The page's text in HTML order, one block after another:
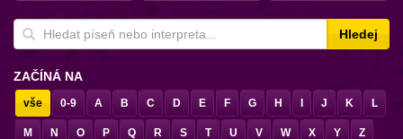
Hledej
ZAČÍNÁ NA
vše 0-9 A B C D E F G H J K L
M N O P Q R S T U V W X Y Z